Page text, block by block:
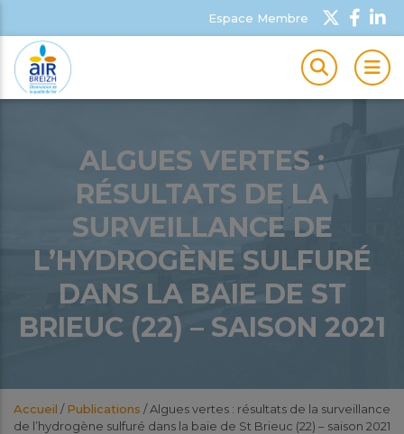
Espace Membre
ALGUES VERTES :
RÉSULTATS DE LA
SURVEILLANCE DE
L’HYDROGÈNE SULFURÉ
DANS LA BAIE DE ST
BRIEUC (22) – SAISON 2021
Accueil /Publications /Algues vertes : résultats de la surveillance
de l’hydrogène sulfuré dans la baie de St Brieuc (22) – saison 2021